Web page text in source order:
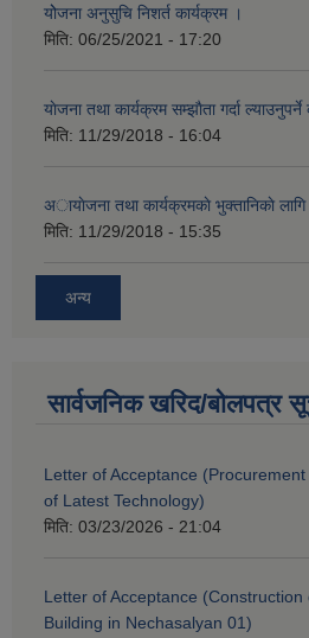
योेजना अनुसुचि निशर्त कार्यक्रम ।
मिति: 06/25/2021 - 17:20
याेजना तथा कार्यक्रम सम्झाैता गर्दा
मिति: 11/29/2018 - 16:04
अायाेजना तथा कार्यक्रमकाे भुक्तानिकाे
मिति: 11/29/2018 - 15:35
अन्य
सार्वजनिक खरिद/बोलपत्र
Letter of Acceptance
of Latest Technology)
मिति: 03/23/2026 - 21:04
Letter of Acceptance
Building in Nechasalyan 01)